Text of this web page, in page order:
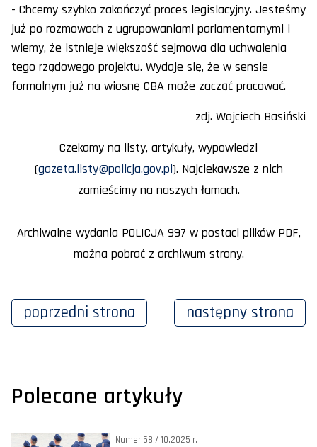
- Chcemy szybko zakończyć proces legislacyjny. Jesteśmy
już po rozmowach z ugrupowaniami parlamentarnymi i
wiemy, że istnieje większość sejmowa dla uchwalenia
tego rządowego projektu. Wydaje się, że w sensie
formalnym już na wiosnę CBA może zacząć pracować.
zdj. Wojciech Basiński
Czekamy na listy, artykuły, wypowiedzi
(gazeta.listy@policja.gov.pl). Najciekawsze z nich
zamieścimy na naszych łamach.
Archiwalne wydania POLICJA 997 w postaci plików PDF,
można pobrać z archiwum strony.
poprzedni strona następny strona
Polecane artykuły
Numer 58 / 10.2025 r.